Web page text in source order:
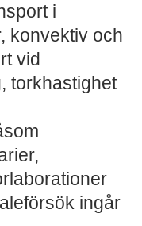
i
konvektiv och
vid
torkhastighet
ingår